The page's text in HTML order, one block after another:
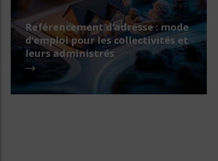
Référencement d’adresse : mode
d’emploi pour les collectivités et
leurs administrés